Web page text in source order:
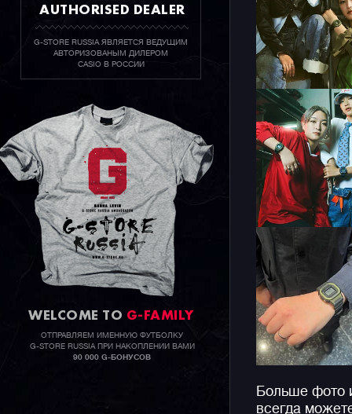
AUTHORISED DEALER
G-STORE RUSSIA ЯВЛЯЕТСЯ ВЕДУЩИМ
АВТОРИЗОВАНЫМ ДИЛЕРОМ
CASIO В РОССИИ
WELCOME TO G-FAMILY
ОТПРАВЛЯЕМ ИМЕННУЮ ФУТБОЛКУ
G-STORE RUSSIA ПРИ НАКОПЛЕНИИ ВАМИ
90 000 G-БОНУСОВ
Больше фото
всегда